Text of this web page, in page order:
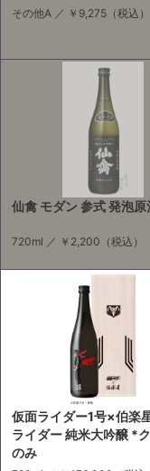
その他A ／ ￥9,275 （税込）
仙禽 モダン 参式 発泡原
720ml ／ ￥2,200 （税込）
仮面ライダー1号×伯楽
ライダー 純米大吟醸 *
のみ